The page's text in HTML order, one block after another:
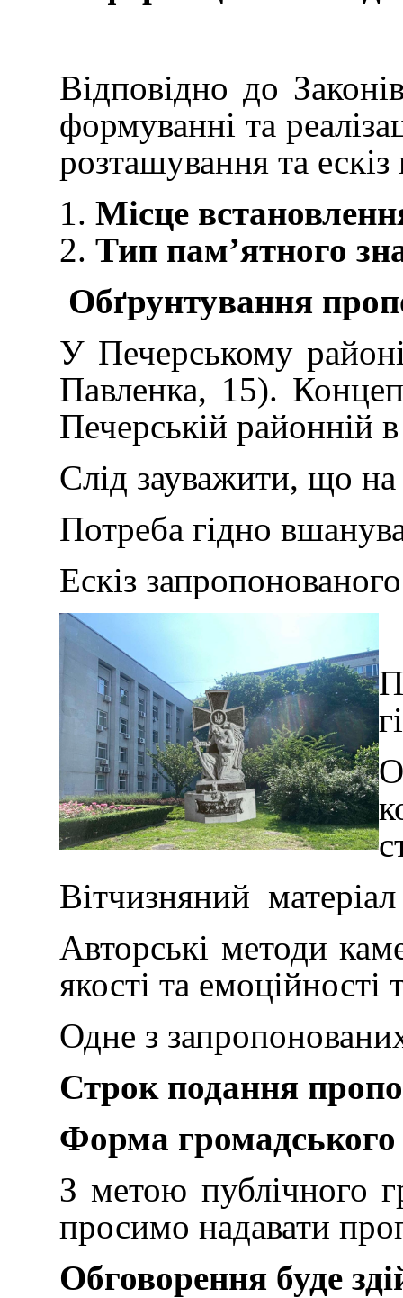
Відповідно до
формуванні та
розташування та
Місце
Тип пам’ятного
Обґрунтування
У Печерському
Павленка, 15).
Печерській районній в
Слід зауважити, що на
Потреба гідно
Ескіз
Вітчизняний матеріал
Авторські методи
якості та
Одне з
Строк подання
Форма громадського
З метою публічного
просимо надавати
Обговорення буде